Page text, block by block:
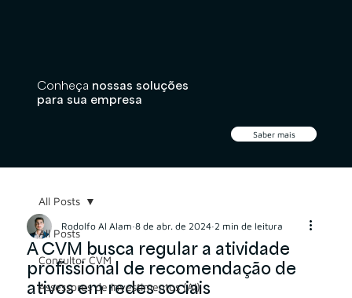
Conheça nossas soluções
para sua empresa
Saber mais
All Posts
Consultor CVM
Assessores de Investimentos (AI)
All Posts
A CVM busca regular a atividade
profissional de recomendação de
ativos em redes sociais
Rodolfo Al Alam 8 de abr. de 2024 2 min de leitura